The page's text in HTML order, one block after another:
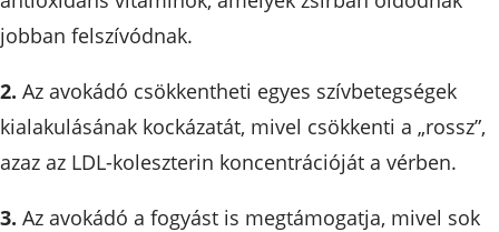
jobban felszívódnak.
2. Az avokádó csökkentheti egyes szívbetegségek
kialakulásának kockázatát, mivel csökkenti a „rossz”,
azaz az LDL-koleszterin koncentrációját a vérben.
3. Az avokádó a fogyást is megtámogatja, mivel sok